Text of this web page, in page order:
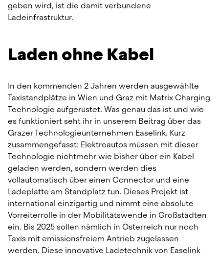
geben wird, ist die damit verbundene
Ladeinfrastruktur.
Laden ohne Kabel
In den kommenden 2 Jahren werden ausgewählte
Taxistandplätze in Wien und Graz mit Matrix Charging
Technologie aufgerüstet. Was genau das ist und wie
es funktioniert seht ihr in unserem Beitrag über das
Grazer Technologieunternehmen Easelink. Kurz
zusammengefasst: Elektroautos müssen mit dieser
Technologie nichtmehr wie bisher über ein Kabel
geladen werden, sondern werden dies
vollautomatisch über einen Connector und eine
Ladeplatte am Standplatz tun. Dieses Projekt ist
international einzigartig und nimmt eine absolute
Vorreiterrolle in der Mobilitätswende in Großstädten
ein. Bis 2025 sollen nämlich in Österreich nur noch
Taxis mit emissionsfreiem Antrieb zugelassen
werden. Diese innovative Ladetechnik von Easelink